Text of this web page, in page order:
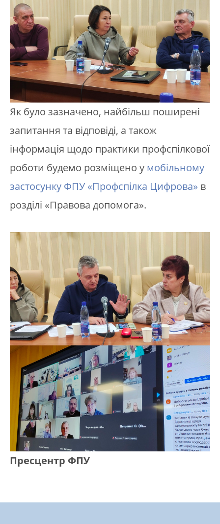
Як було зазначено, найбільш поширені
запитання та відповіді, а також
інформація щодо практики профспілкової
роботи будемо розміщено у мобільному
застосунку ФПУ «Профспілка Цифрова» в
розділі «Правова допомога».
Пресцентр ФПУ